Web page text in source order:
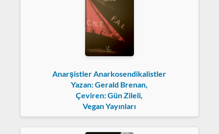
Anarşistler Anarkosendikalistler
Yazan: Gerald Brenan,
Çeviren: Gün Zileli,
Vegan Yayınları